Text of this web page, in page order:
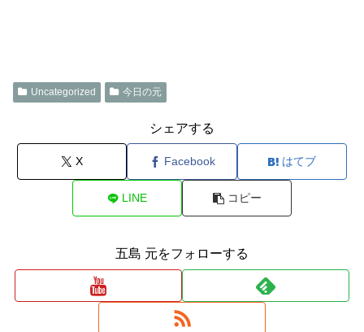
Uncategorized 今日の元
シェアする
X Facebook はてブ
LINE コピー
五島 元をフォローする